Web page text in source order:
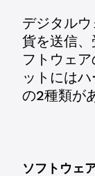
デジタル
貨を送信
フトウェ
ットには
の2種類が
ソフトウェ